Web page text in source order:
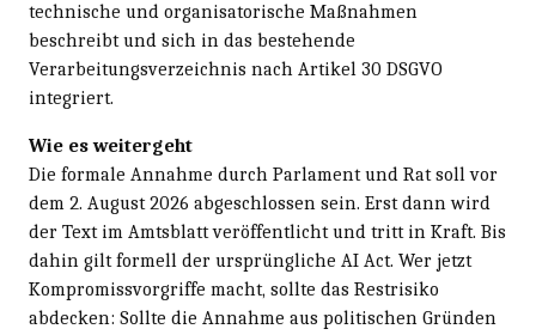
technische und organisatorische Maßnahmen
beschreibt und sich in das bestehende
Verarbeitungsverzeichnis nach Artikel 30 DSGVO
integriert.
Wie es weitergeht
Die formale Annahme durch Parlament und Rat soll vor
dem 2. August 2026 abgeschlossen sein. Erst dann wird
der Text im Amtsblatt veröffentlicht und tritt in Kraft. Bis
dahin gilt formell der ursprüngliche AI Act. Wer jetzt
Kompromissvorgriffe macht, sollte das Restrisiko
abdecken: Sollte die Annahme aus politischen Gründen